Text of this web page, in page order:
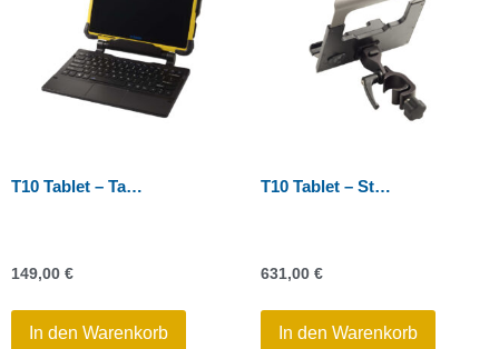
T10 Tablet – Tastatur
149,00 €
In den Warenkorb
T10 Tablet – Stabhalterung mit Quick Release
631,00 €
In den Warenkorb